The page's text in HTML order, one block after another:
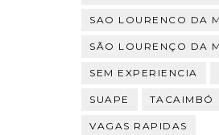
SAO LOURENCO DA
SÃO LOURENÇO DA
SEM EXPERIENCIA
SUAPE TACAIMBÓ
VAGAS RAPIDAS